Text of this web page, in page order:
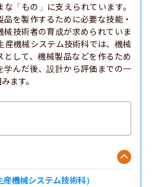
「もの」に支えられています。
を製作するために必要な技能・
械技術者の育成が求められていま
産機械システム技術科では、機械
して、機械製品などを作るため
学んだ後、設計から評価までの一
ます。
機械システム技術科）